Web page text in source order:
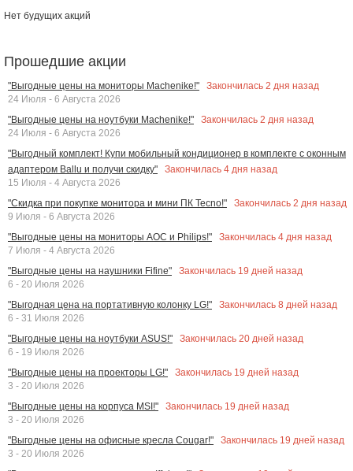
Нет будущих акций
Прошедшие акции
"Выгодные цены на мониторы Machenike!" Закончилась 2 дня назад
24 Июля - 6 Августа 2026
"Выгодные цены на ноутбуки Machenike!"
Закончилась 2 дня назад
24 Июля - 6 Августа 2026
"Выгодный комплект! Купи мобильный кондиционер в комплекте с оконным
адаптером Ballu и получи скидку"
Закончилась 4 дня назад
15 Июля - 4 Августа 2026
"Скидка при покупке монитора и мини ПК Tecno!"
Закончилась 2 дня назад
9 Июля - 6 Августа 2026
"Выгодные цены на мониторы AOC и Philips!"
Закончилась 4 дня назад
7 Июля - 4 Августа 2026
"Выгодные цены на наушники Fifine"
Закончилась 19 дней назад
6 - 20 Июля 2026
"Выгодная цена на портативную колонку LG!"
Закончилась 8 дней назад
6 - 31 Июля 2026
"Выгодные цены на ноутбуки ASUS!"
Закончилась 20 дней назад
6 - 19 Июля 2026
"Выгодные цены на проекторы LG!"
Закончилась 19 дней назад
3 - 20 Июля 2026
"Выгодные цены на корпуса MSI!"
Закончилась 19 дней назад
3 - 20 Июля 2026
"Выгодные цены на офисные кресла Cougar!"
Закончилась 19 дней назад
3 - 20 Июля 2026